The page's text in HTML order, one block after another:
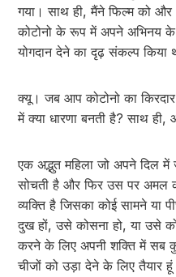
गया। साथ ही, मैंने फिल्म को
कोटोनो के रूप में अपने अभिनय के
योगदान देने का दृढ़ संकल्प किया
क्यू। जब आप कोटोनो का
में क्या धारणा बनती है? साथ
एक अद्भुत महिला जो अपने दिल
सोचती है और फिर उस पर अमल
व्यक्ति है जिसका कोई सामने
दुख हों, उसे कोसना हो, या उसे
करने के लिए अपनी शक्ति में सब
चीजों को उड़ा देने के लिए तैयार